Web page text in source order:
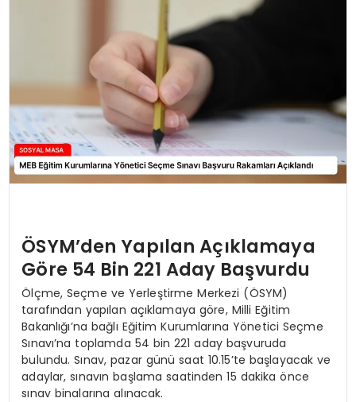
ÖSYM’den Yapılan Açıklamaya
Göre 54 Bin 221 Aday Başvurdu
Ölçme, Seçme ve Yerleştirme Merkezi (ÖSYM)
tarafından yapılan açıklamaya göre, Milli Eğitim
Bakanlığı’na bağlı Eğitim Kurumlarına Yönetici Seçme
Sınavı’na toplamda 54 bin 221 aday başvuruda
bulundu. Sınav, pazar günü saat 10.15’te başlayacak ve
adaylar, sınavın başlama saatinden 15 dakika önce
sınav binalarına alınacak.